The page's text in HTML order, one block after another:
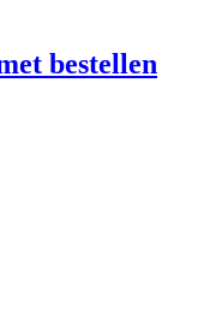
bestellen